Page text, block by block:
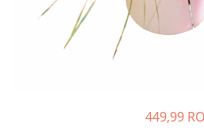
449,99